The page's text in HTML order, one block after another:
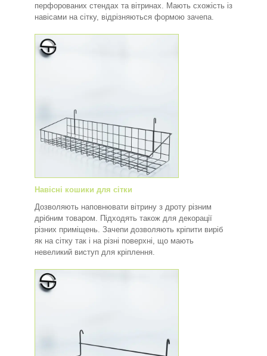
перфорованих стендах та вітринах. Мають схожість із
навісами на сітку, відрізняються формою зачепа.
Навісні кошики для сітки
Дозволяють наповнювати вітрину з дроту різним
дрібним товаром. Підходять також для декорації
різних приміщень. Зачепи дозволяють кріпити виріб
як на сітку так і на різні поверхні, що мають
невеликий виступ для кріплення.